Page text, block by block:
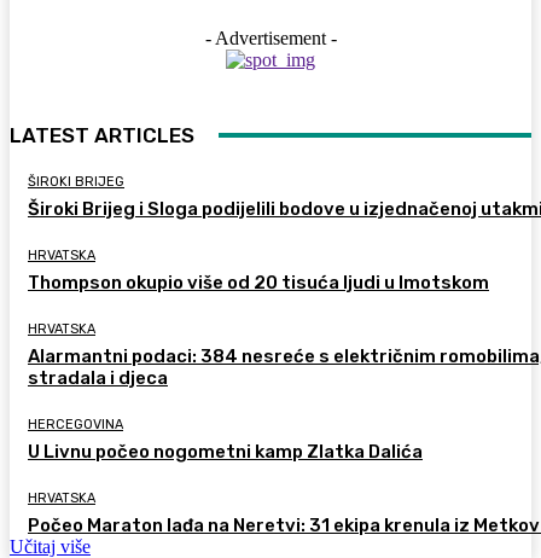
- Advertisement -
LATEST ARTICLES
ŠIROKI BRIJEG
Široki Brijeg i Sloga podijelili bodove u izjednačenoj
HRVATSKA
Thompson okupio više od 20 tisuća ljudi u Imotskom
HRVATSKA
Alarmantni podaci: 384 nesreće s električnim
stradala i djeca
HERCEGOVINA
U Livnu počeo nogometni kamp Zlatka Dalića
HRVATSKA
Počeo Maraton lađa na Neretvi: 31 ekipa krenula iz
Učitaj više